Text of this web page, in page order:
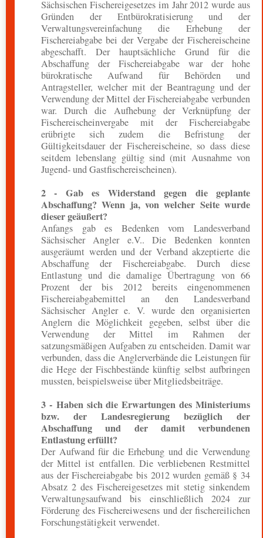
Sächsischen Fischereigesetzes im Jahr 2012 wurde aus
Gründen der Entbürokratisierung und der
Verwaltungsvereinfachung die Erhebung der
Fischereiabgabe bei der Vergabe der Fischereischeine
abgeschafft. Der hauptsächliche Grund für die
Abschaffung der Fischereiabgabe war der hohe
bürokratische Aufwand für Behörden und
Antragsteller, welcher mit der Beantragung und der
Verwendung der Mittel der Fischereiabgabe verbunden
war. Durch die Aufhebung der Verknüpfung der
Fischereischeinvergabe mit der Fischereiabgabe
erübrigte sich zudem die Befristung der
Gültigkeitsdauer der Fischereischeine, so dass diese
seitdem lebenslang gültig sind (mit Ausnahme von
Jugend- und Gastfischereischeinen).
2 - Gab es Widerstand gegen die geplante
Abschaffung? Wenn ja, von welcher Seite wurde
dieser geäußert?
Anfangs gab es Bedenken vom Landesverband
Sächsischer Angler e.V.. Die Bedenken konnten
ausgeräumt werden und der Verband akzeptierte die
Abschaffung der Fischereiabgabe. Durch diese
Entlastung und die damalige Übertragung von 66
Prozent der bis 2012 bereits eingenommenen
Fischereiabgabemittel an den Landesverband
Sächsischer Angler e. V. wurde den organisierten
Anglern die Möglichkeit gegeben, selbst über die
Verwendung der Mittel im Rahmen der
satzungsmäßigen Aufgaben zu entscheiden. Damit war
verbunden, dass die Anglerverbände die Leistungen für
die Hege der Fischbestände künftig selbst aufbringen
mussten, beispielsweise über Mitgliedsbeiträge.
3 - Haben sich die Erwartungen des Ministeriums
bzw. der Landesregierung bezüglich der
Abschaffung und der damit verbundenen
Entlastung erfüllt?
Der Aufwand für die Erhebung und die Verwendung
der Mittel ist entfallen. Die verbliebenen Restmittel
aus der Fischereiabgabe bis 2012 wurden gemäß § 34
Absatz 2 des Fischereigesetzes mit stetig sinkendem
Verwaltungsaufwand bis einschließlich 2024 zur
Förderung des Fischereiwesens und der fischereilichen
Forschungstätigkeit verwendet.